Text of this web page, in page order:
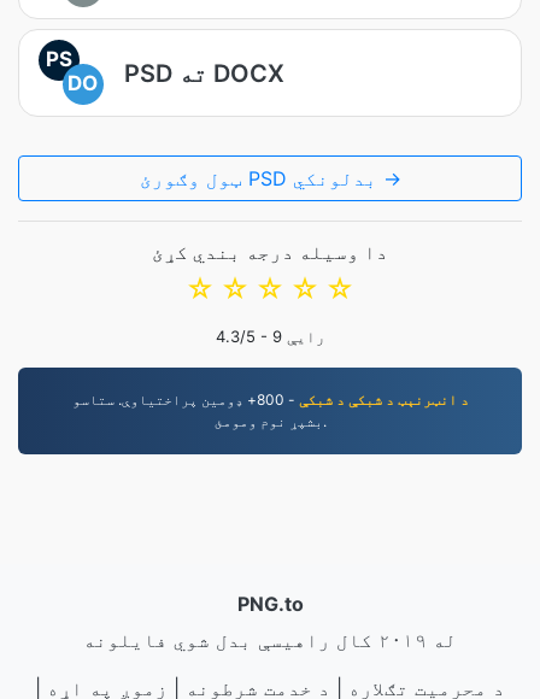
PS
DO
PSD ته DOCX
ټول وګورئ PSD بدلونکي →
دا وسیله درجه بندي کړئ
☆
☆
☆
☆
☆
4.3/5 - 9 رایې
د انټرنېټ د شبکې د شبکې
- 800+ ډومین پراختیاوې. ستاسو
بشپړ نوم ومومئ.
PNG.to
له ۲۰۱۹ کال راهیسې بدل شوي فایلونه
د محرمیت تګلاره
د خدمت شرطونه زموږ په اړه